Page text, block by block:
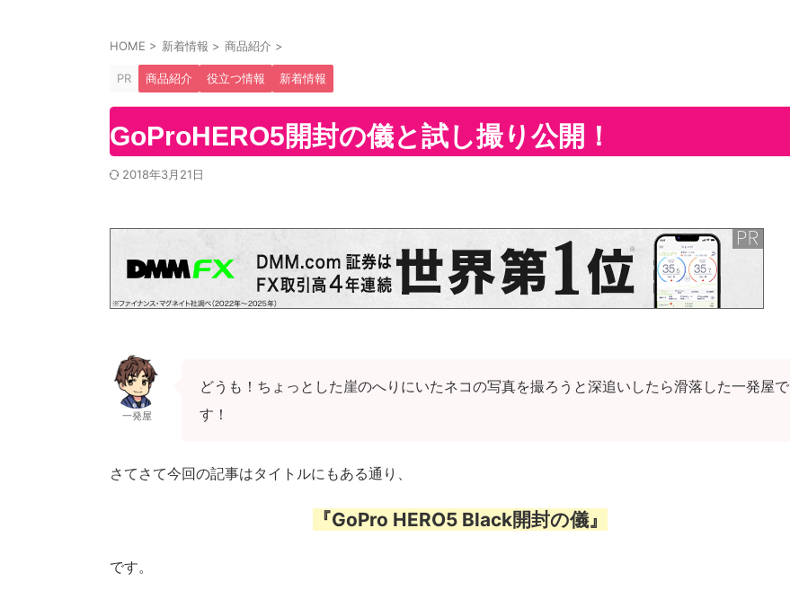
HOME > 新着情報 > 商品紹介 >
PR 商品紹介 役立つ情報 新着情報
GoProHERO5開封の儀と試し撮り公開！
2018年3月21日
一発屋
どうも！ちょっとした崖のへりにいたネコの写真を撮ろうと深追いしたら滑落した一発屋で
す！
さてさて今回の記事はタイトルにもある通り、
『GoPro HERO5 Black開封の儀』
です。